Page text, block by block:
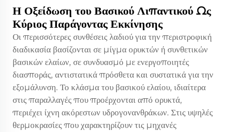
Η Οξείδωση του Βασικού Λιπαντικού Ως
Κύριος Παράγοντας Εκκίνησης
Οι περισσότερες συνθέσεις λαδιού για την περιστροφική
διαδικασία βασίζονται σε μίγμα ορυκτών ή συνθετικών
βασικών ελαίων, σε συνδυασμό με ενεργοποιητές
διασποράς, αντιστατικά πρόσθετα και συστατικά για την
εξομάλυνση. Το κλάσμα του βασικού ελαίου, ιδιαίτερα
στις παραλλαγές που προέρχονται από ορυκτά,
περιέχει ίχνη ακόρεστων υδρογονανθράκων. Στις υψηλές
θερμοκρασίες που χαρακτηρίζουν τις μηχανές